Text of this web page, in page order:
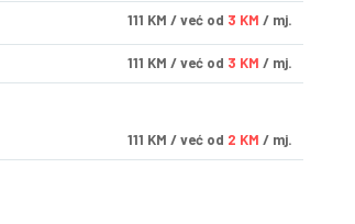
111 KM / već od 3 KM / mj.
111 KM / već od 3 KM / mj.
111 KM / već od 2 KM / mj.